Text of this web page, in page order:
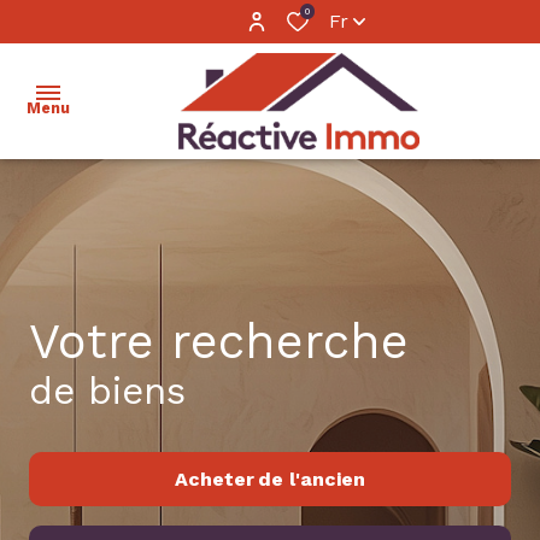
0 Fr
Menu
accueil
locations
estimation
mon
financement
Votre recherche
de biens
Acheter de l'ancien